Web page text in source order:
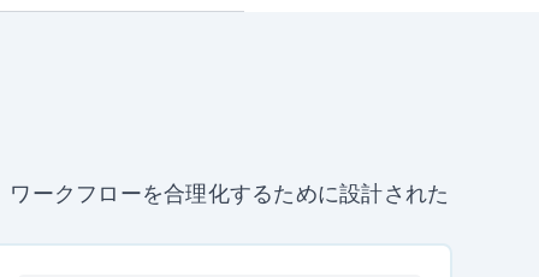
ークフローを合理化するために設計された